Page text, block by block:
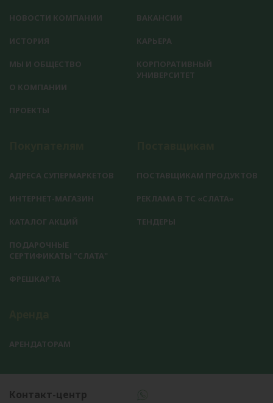
НОВОСТИ КОМПАНИИ
ИСТОРИЯ
МЫ И ОБЩЕСТВО
О КОМПАНИИ
ПРОЕКТЫ
ВАКАНСИИ
КАРЬЕРА
КОРПОРАТИВНЫЙ
УНИВЕРСИТЕТ
АДРЕСА СУПЕРМАРКЕТОВ
ИНТЕРНЕТ-МАГАЗИН
КАТАЛОГ АКЦИЙ
ПОДАРОЧНЫЕ
СЕРТИФИКАТЫ "СЛАТА"
ФРЕШКАРТА
ПОСТАВЩИКАМ ПРОДУКТОВ
РЕКЛАМА В ТС «СЛАТА»
ТЕНДЕРЫ
АРЕНДАТОРАМ
Контакт-центр